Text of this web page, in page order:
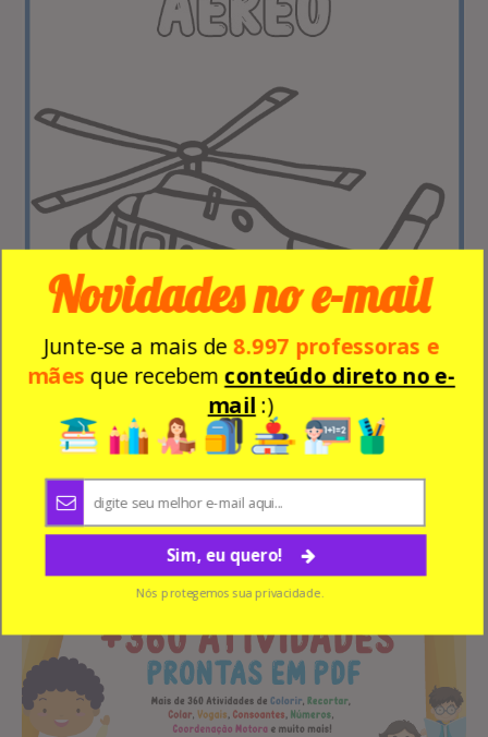
Junte-se a mais de8.997 professoras e
mães que recebemconteúdo direto no e-
mail :)
Sim, eu quero!
Novidades no e-mail
Nós protegemos sua privacidade.